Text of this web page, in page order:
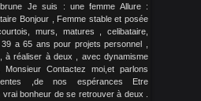
Je suis : une femme Allure :
Bonjour , Femme stable et posée
murs, matures , celibataire,
a 65 ans pour projets personnel ,
à réaliser à deux , avec dynamisme
Monsieur Contactez moi,et parlons
,de nos espérances Etre
bonheur de se retrouver à deux .